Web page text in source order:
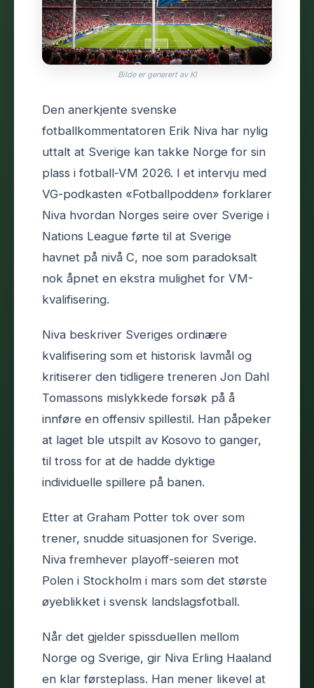
Bilde er generert av KI
Den anerkjente svenske
fotballkommentatoren Erik Niva har nylig
uttalt at Sverige kan takke Norge for sin
plass i fotball-VM 2026. I et intervju med
VG-podkasten «Fotballpodden» forklarer
Niva hvordan Norges seire over Sverige i
Nations League førte til at Sverige
havnet på nivå C, noe som paradoksalt
nok åpnet en ekstra mulighet for VM-
kvalifisering.
Niva beskriver Sveriges ordinære
kvalifisering som et historisk lavmål og
kritiserer den tidligere treneren Jon Dahl
Tomassons mislykkede forsøk på å
innføre en offensiv spillestil. Han påpeker
at laget ble utspilt av Kosovo to ganger,
til tross for at de hadde dyktige
individuelle spillere på banen.
Etter at Graham Potter tok over som
trener, snudde situasjonen for Sverige.
Niva fremhever playoff-seieren mot
Polen i Stockholm i mars som det største
øyeblikket i svensk landslagsfotball.
Når det gjelder spissduellen mellom
Norge og Sverige, gir Niva Erling Haaland
en klar førsteplass. Han mener likevel at